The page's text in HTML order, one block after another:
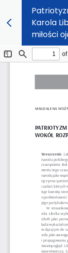
Karola
miłości